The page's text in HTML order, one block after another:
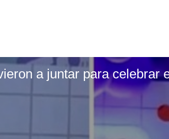
a juntar para celebrar